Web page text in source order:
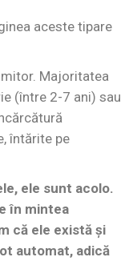
aceste tipare
Majoritatea
(între 2-7 ani) sau
întărite pe
ele sunt acolo.
în mintea
că ele există și
automat, adică